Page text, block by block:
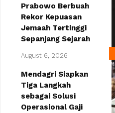
Prabowo Berbuah
Rekor Kepuasan
Jemaah Tertinggi
Sepanjang Sejarah
August 6, 2026
Mendagri Siapkan
Tiga Langkah
sebagai Solusi
Operasional Gaji